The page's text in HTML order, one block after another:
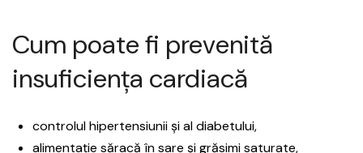
Cum poate fi prevenită
insuficiența cardiacă
controlul hipertensiunii și al diabetului,
alimentație săracă în sare și grăsimi saturate,